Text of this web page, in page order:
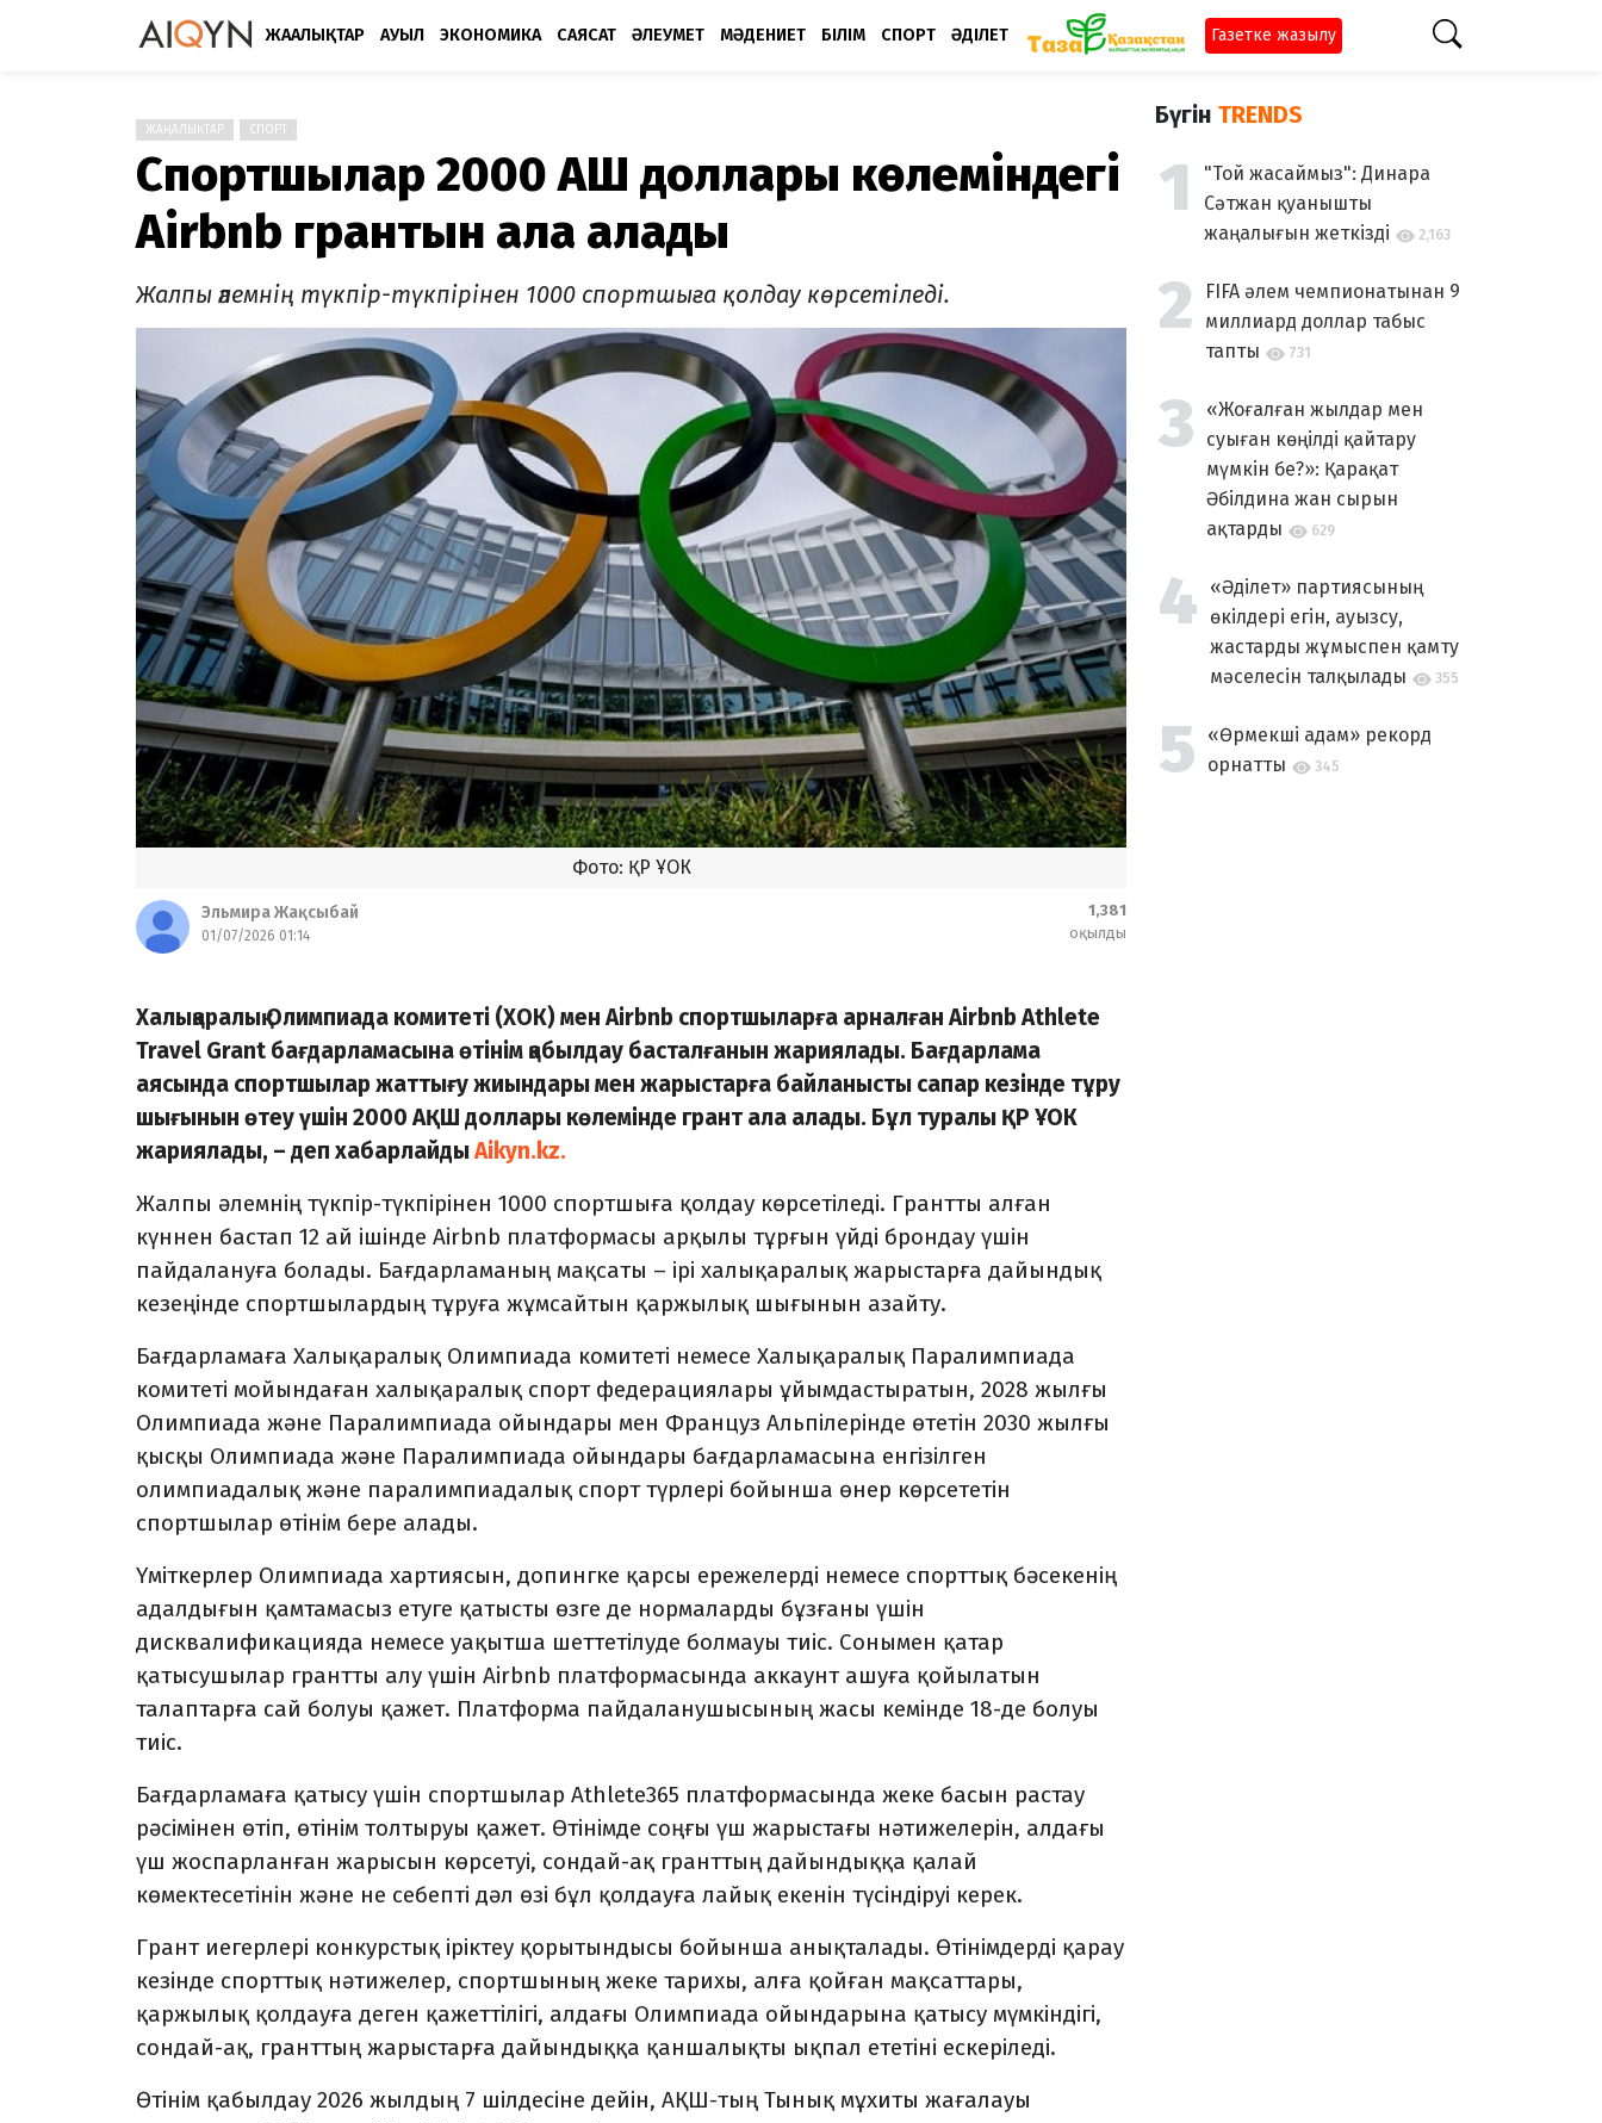
ЖАҢАЛЫҚТАР АУЫЛ ЭКОНОМИКА САЯСАТ ӘЛЕУМЕТ МӘДЕНИЕТ БІЛІМ СПОРТ ӘДІЛЕТ Газетке жазылу
ЖАҢАЛЫҚТАР СПОРТ
Спортшылар 2000 АҚШ доллары көлеміндегі
Airbnb грантын ала алады
Жалпы әлемнің түкпір-түкпірінен 1000 спортшыға қолдау көрсетіледі.
Фото: ҚР ҰОК
Эльмира Жақсыбай
01/07/2026 01:14
1,381
оқылды
Халықаралық Олимпиада комитеті (ХОК) мен Airbnb спортшыларға арналған Airbnb Athlete
Travel Grant бағдарламасына өтінім қабылдау басталғанын жариялады. Бағдарлама
аясында спортшылар жаттығу жиындары мен жарыстарға байланысты сапар кезінде тұру
шығынын өтеу үшін 2000 АҚШ доллары көлемінде грант ала алады. Бұл туралы ҚР ҰОК
жариялады, – деп хабарлайдыAikyn.kz.
Жалпы әлемнің түкпір-түкпірінен 1000 спортшыға қолдау көрсетіледі. Грантты алған
күннен бастап 12 ай ішінде Airbnb платформасы арқылы тұрғын үйді брондау үшін
пайдалануға болады. Бағдарламаның мақсаты – ірі халықаралық жарыстарға дайындық
кезеңінде спортшылардың тұруға жұмсайтын қаржылық шығынын азайту.
Бағдарламаға Халықаралық Олимпиада комитеті немесе Халықаралық Паралимпиада
комитеті мойындаған халықаралық спорт федерациялары ұйымдастыратын, 2028 жылғы
Олимпиада және Паралимпиада ойындары мен Француз Альпілерінде өтетін 2030 жылғы
қысқы Олимпиада және Паралимпиада ойындары бағдарламасына енгізілген
олимпиадалық және паралимпиадалық спорт түрлері бойынша өнер көрсететін
спортшылар өтінім бере алады.
Үміткерлер Олимпиада хартиясын, допингке қарсы ережелерді немесе спорттық бәсекенің
адалдығын қамтамасыз етуге қатысты өзге де нормаларды бұзғаны үшін
дисквалификацияда немесе уақытша шеттетілуде болмауы тиіс. Сонымен қатар
қатысушылар грантты алу үшін Airbnb платформасында аккаунт ашуға қойылатын
талаптарға сай болуы қажет. Платформа пайдаланушысының жасы кемінде 18-де болуы
тиіс.
Бағдарламаға қатысу үшін спортшылар Athlete365 платформасында жеке басын растау
рәсімінен өтіп, өтінім толтыруы қажет. Өтінімде соңғы үш жарыстағы нәтижелерін, алдағы
үш жоспарланған жарысын көрсетуі, сондай-ақ гранттың дайындыққа қалай
көмектесетінін және не себепті дәл өзі бұл қолдауға лайық екенін түсіндіруі керек.
Грант иегерлері конкурстық іріктеу қорытындысы бойынша анықталады. Өтінімдерді қарау
кезінде спорттық нәтижелер, спортшының жеке тарихы, алға қойған мақсаттары,
қаржылық қолдауға деген қажеттілігі, алдағы Олимпиада ойындарына қатысу мүмкіндігі,
сондай-ақ, гранттың жарыстарға дайындыққа қаншалықты ықпал ететіні ескеріледі.
Өтінім қабылдау 2026 жылдың 7 шілдесіне дейін, АҚШ-тың Тынық мұхиты жағалауы
Бүгін TRENDS
"Той жасаймыз": Динара
Сәтжан қуанышты
жаңалығын жеткізді
2,163
FIFA әлем чемпионатынан 9
миллиард доллар табыс
тапты
731
«Жоғалған жылдар мен
суыған көңілді қайтару
мүмкін бе?»: Қарақат
Әбілдина жан сырын
ақтарды
629
«Әділет» партиясының
өкілдері егін, ауызсу,
жастарды жұмыспен қамту
мәселесін талқылады
355
«Өрмекші адам» рекорд
орнатты
345